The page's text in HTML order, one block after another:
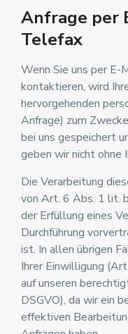
Anfrage per
Telefax
Wenn Sie uns per
kontaktieren, wird
hervorgehenden
Anfrage) zum
bei uns gespeichert
geben wir nicht ohne
Die Verarbeitung
von Art. 6 Abs. 1 lit.
der Erfüllung eines
Durchführung
ist. In allen übrigen
Ihrer Einwilligung
auf unseren
DSGVO), da wir ein
effektiven